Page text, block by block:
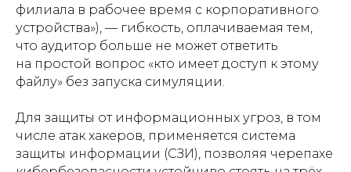
филиала в рабочее время с корпоративного
устройства»), — гибкость, оплачиваемая тем,
что аудитор больше не может ответить
на простой вопрос «кто имеет доступ к этому
файлу» без запуска симуляции.
Для защиты от информационных угроз, в том
числе атак хакеров, применяется система
защиты информации (СЗИ), позволяя черепахе